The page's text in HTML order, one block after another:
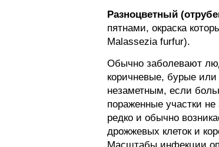
Разноцветный
пятнами, окраска
Malassezia furfur).
Обычно заболевают
коричневые, бурые
незаметным, если
пораженные участки
редко и обычно
дрожжевых клеток и